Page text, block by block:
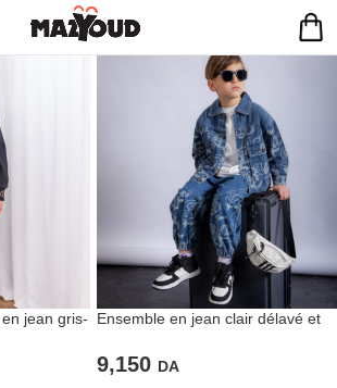
jean gris-
Ensemble en jean clair délavé et
9,150 DA